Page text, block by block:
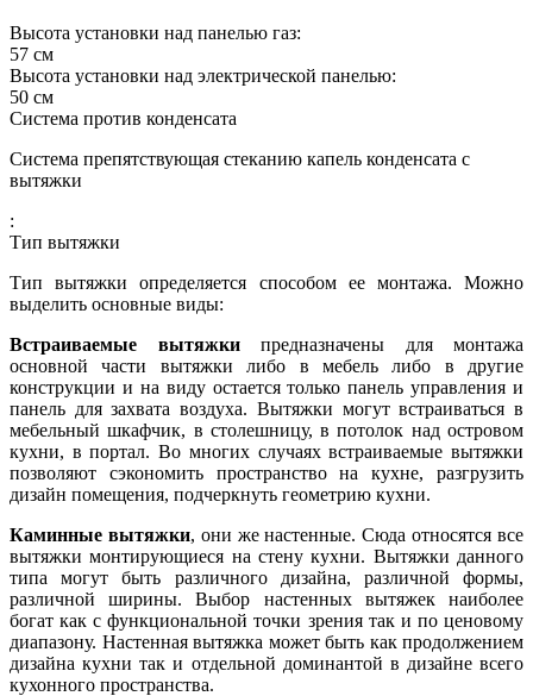
Высота установки над панелью газ:
57 см
Высота установки над электрической панелью:
50 см
Система против конденсата
Система препятствующая стеканию капель конденсата с
вытяжки
:
Тип вытяжки
Тип вытяжки определяется способом ее монтажа. Можно
выделить основные виды:
Встраиваемые вытяжкипредназначены для монтажа
основной части вытяжки либо в мебель либо в другие
конструкции и на виду остается только панель управления и
панель для захвата воздуха. Вытяжки могут встраиваться в
мебельный шкафчик, в столешницу, в потолок над островом
кухни, в портал. Во многих случаях встраиваемые вытяжки
позволяют сэкономить пространство на кухне, разгрузить
дизайн помещения, подчеркнуть геометрию кухни.
Каминные вытяжки, они же настенные. Сюда относятся все
вытяжки монтирующиеся на стену кухни. Вытяжки данного
типа могут быть различного дизайна, различной формы,
различной ширины. Выбор настенных вытяжек наиболее
богат как с функциональной точки зрения так и по ценовому
диапазону. Настенная вытяжка может быть как продолжением
дизайна кухни так и отдельной доминантой в дизайне всего
кухонного пространства.